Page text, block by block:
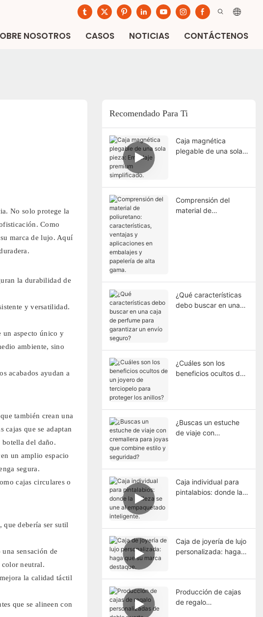
NOSOTROS CASOS NOTICIAS CONTÁCTENOS
No solo protege la
Como
marca de lujo. Aquí
la durabilidad de
y versatilidad.
un aspecto único y
ambiente, sino
acabados ayudan a
también crean una
cajas que se adaptan
del daño.
un amplio espacio
segura.
cajas circulares o
debería ser sutil
sensación de
color neutral.
la calidad táctil
que se alineen con
Recomendado Para Ti
Caja magnética
plegable de una sola
Comprensión del
material de
¿Qué características
debo buscar en una
¿Cuáles son los
beneficios ocultos de
¿Buscas un estuche
de viaje con
Caja individual para
pintalabios: donde la
Caja de joyería de lujo
personalizada: haga
Producción de cajas
de regalo